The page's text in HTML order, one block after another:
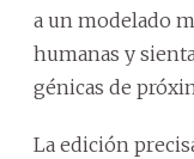
a un modelado
humanas y
génicas de
La edición